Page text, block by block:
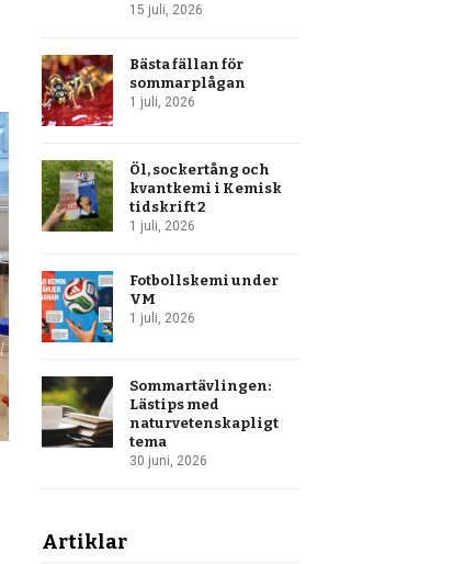
15 juli, 2026
Bästa fällan för
sommarplågan
1 juli, 2026
Öl, sockertång och
kvantkemi i Kemisk
tidskrift 2
1 juli, 2026
Fotbollskemi under
VM
1 juli, 2026
Sommartävlingen:
Lästips med
naturvetenskapligt
tema
30 juni, 2026
Artiklar